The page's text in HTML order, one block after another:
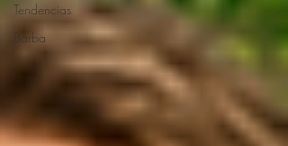
Tendencias
Barba